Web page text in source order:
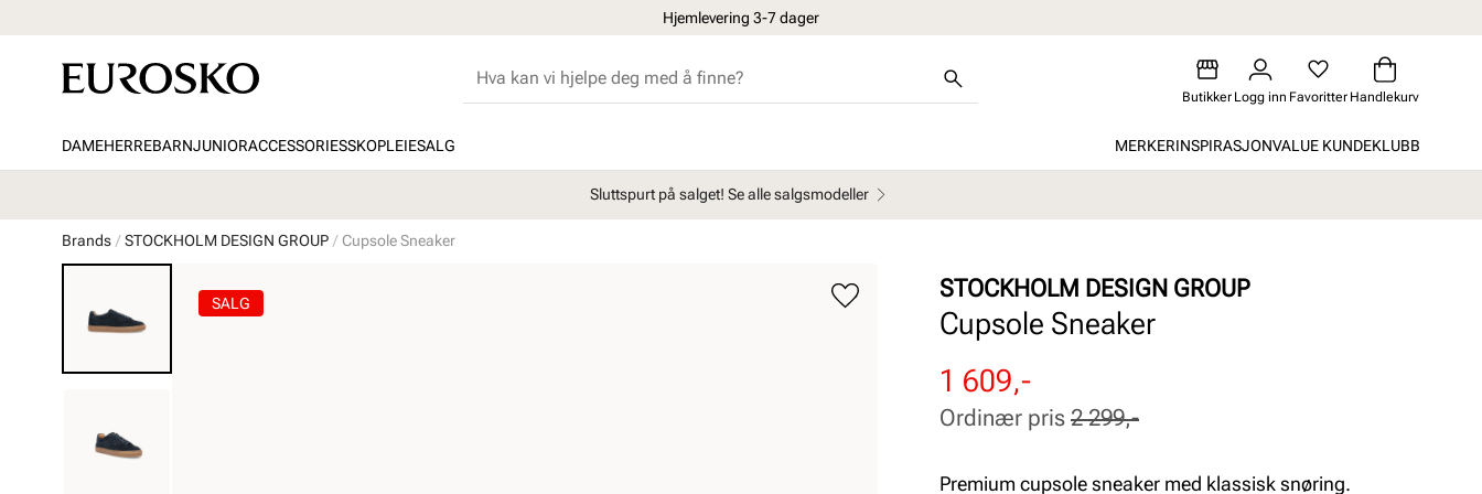
Hjemlevering 3-7 dager
Butikker Logg inn Favoritter Handlekurv
DAMEHERREBARNJUNIORACCESSORIESSKOPLEIESALG MERKERINSPIRASJONVALUE KUNDEKLUBB
Sluttspurt på salget! Se alle salgsmodeller
Brands STOCKHOLM DESIGN GROUP Cupsole Sneaker
SALG
STOCKHOLM DESIGN GROUP
Cupsole Sneaker
Rabattert
pris
1 609,-
Ordinær
pris
Ordinær pris 2 299,-
Premium cupsole sneaker med klassisk snøring.